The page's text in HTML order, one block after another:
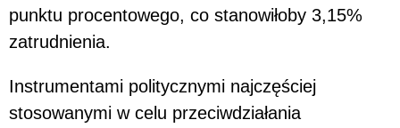
punktu procentowego, co stanowiłoby 3,15%
zatrudnienia.
Instrumentami politycznymi najczęściej
stosowanymi w celu przeciwdziałania